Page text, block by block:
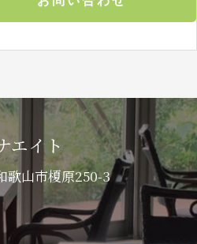
エイト
山市榎原250-3